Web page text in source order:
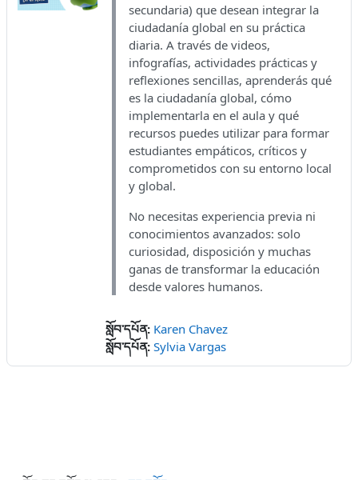
secundaria) que desean integrar la
ciudadanía global en su práctica
diaria. A través de videos,
infografías, actividades prácticas y
reflexiones sencillas, aprenderás qué
es la ciudadanía global, cómo
implementarla en el aula y qué
recursos puedes utilizar para formar
estudiantes empáticos, críticos y
comprometidos con su entorno local
y global.
No necesitas experiencia previa ni
conocimientos avanzados: solo
curiosidad, disposición y muchas
ganas de transformar la educación
desde valores humanos.
སློབ་དཔོན: Karen Chavez
སློབ་དཔོན: Sylvia Vargas